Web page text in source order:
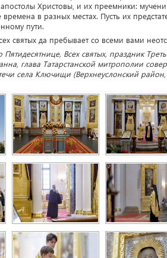
Христовы, и их преемники:
в разных местах. Пусть их
пути.
святых да пребывает со всеми вами
Всех святых, праздник
глава Татарстанской митрополии
села Ключищи (Верхнеуслонский